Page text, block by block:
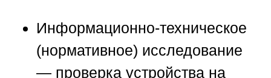
Информационно-техническое
(нормативное) исследование
— проверка устройства на